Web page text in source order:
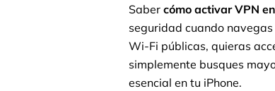
Saber cómo activar VPN
seguridad cuando
Wi-Fi públicas, quieras
simplemente busques
esencial en tu iPhone.